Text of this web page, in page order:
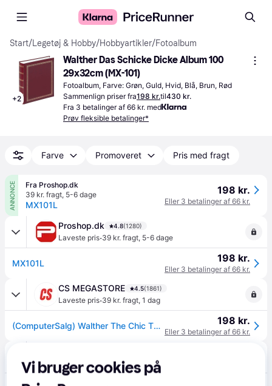
Start/Legetøj & Hobby/Hobbyartikler/Fotoalbum
+2
Walther Das Schicke Dicke Album 100
29x32cm (MX-101)
Fotoalbum, Farve: Grøn, Guld, Hvid, Blå, Brun, Rød
Sammenlign priser fra198 kr.til430 kr.
Fra 3 betalinger af 66 kr. med
Prøv fleksible betalinger*
Farve Promoveret Pris med fragt
ANNONCE
Fra Proshop.dk
39 kr. fragt, 5-6 dage
MX101L
198 kr.
Eller 3 betalinger af 66 kr.
Proshop.dk 4.8(1280)
Laveste pris·39 kr. fragt, 5-6 dage
MX101L 198 kr.
Eller 3 betalinger af 66 kr.
CS MEGASTORE 4.5(1861)
Laveste pris·39 kr. fragt, 1 dag
(ComputerSalg) Walther The Chic Thick 29x32 100 sider grøn bog MX101A 198 kr.
Eller 3 betalinger af 66 kr.
49 kr. fragt ,4-6 dage
Vi bruger cookies på